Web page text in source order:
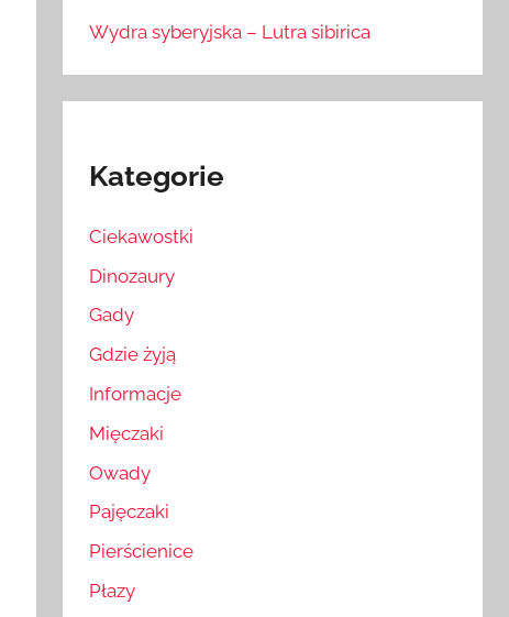
Wydra syberyjska – Lutra sibirica
Kategorie
Ciekawostki
Dinozaury
Gady
Gdzie żyją
Informacje
Mięczaki
Owady
Pajęczaki
Pierścienice
Płazy